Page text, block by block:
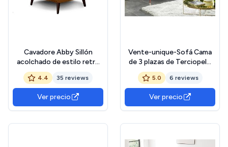
Cavadore Abby Sillón
acolchado de estilo retro
con acabado de efecto
terciopelo capitoné, unas
medidas de 87 x 89 x 88 cm
y en color dorado
4.4 35 reviews
Ver precio
Vente-unique-Sofá Cama
de 3 plazas de Terciopelo
POLANI - Verde Pino
5.0 6 reviews
Ver precio